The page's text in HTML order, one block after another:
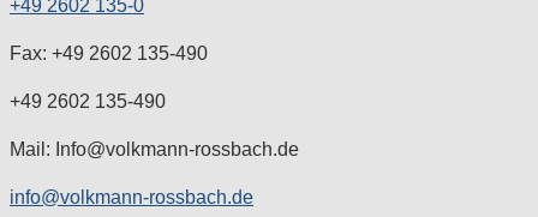
+49 2602 135-0
Fax: +49 2602 135-490
+49 2602 135-490
Mail: Info@volkmann-rossbach.de
info@volkmann-rossbach.de